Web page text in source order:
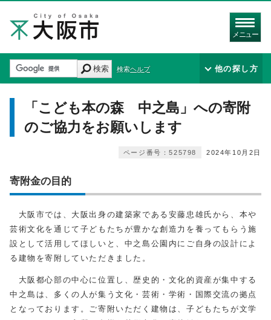
メニュー
検索 検索ヘルプ 他の探し方
「こども本の森 中之島」への寄附
のご協力をお願いします
2024年10月2日
ページ番号：525798
寄附金の目的
大阪市では、大阪出身の建築家である安藤忠雄氏から、本や
芸術文化を通じて子どもたちが豊かな創造力を養ってもらう施
設として活用してほしいと、中之島公園内にご自身の設計によ
る建物を寄附していただきました。
大阪都心部の中心に位置し、歴史的・文化的資産が集中する
中之島は、多くの人が集う文化・芸術・学術・国際交流の拠点
となっております。ご寄附いただく建物は、子どもたちが文学